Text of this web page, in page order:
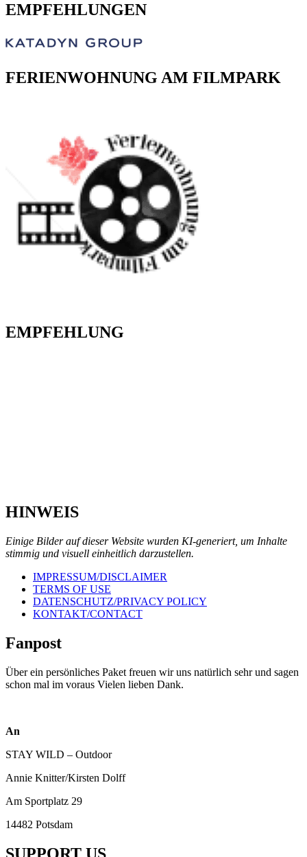
EMPFEHLUNGEN
FERIENWOHNUNG AM FILMPARK
EMPFEHLUNG
HINWEIS
Einige Bilder auf dieser Website wurden KI-generiert, um Inhalte
stimmig und visuell einheitlich darzustellen.
IMPRESSUM/DISCLAIMER
TERMS OF USE
DATENSCHUTZ/PRIVACY POLICY
KONTAKT/CONTACT
Fanpost
Über ein persönliches Paket freuen wir uns natürlich sehr und sagen
schon mal im voraus Vielen lieben Dank.
An
STAY WILD – Outdoor
Annie Knitter/Kirsten Dolff
Am Sportplatz 29
14482 Potsdam